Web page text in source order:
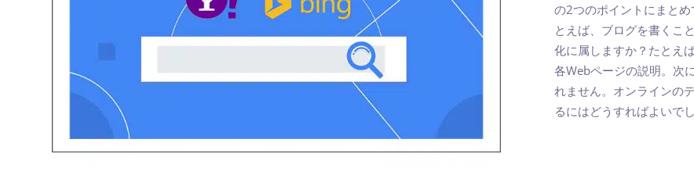
の2つのポイントにまと
とえば、ブログを書くこ
化に属しますか？たとえ
各Webページの説明。次
れません。オンラインの
るにはどうすればよいでし